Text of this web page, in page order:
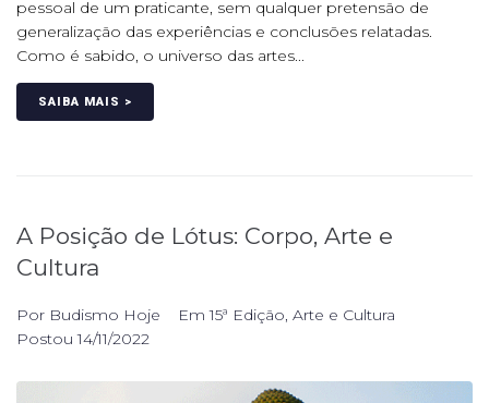
pessoal de um praticante, sem qualquer pretensão de
generalização das experiências e conclusões relatadas.
Como é sabido, o universo das artes...
SAIBA MAIS >
A Posição de Lótus: Corpo, Arte e
Cultura
Por Budismo Hoje Em15ª Edição, Arte e Cultura
Postou14/11/2022